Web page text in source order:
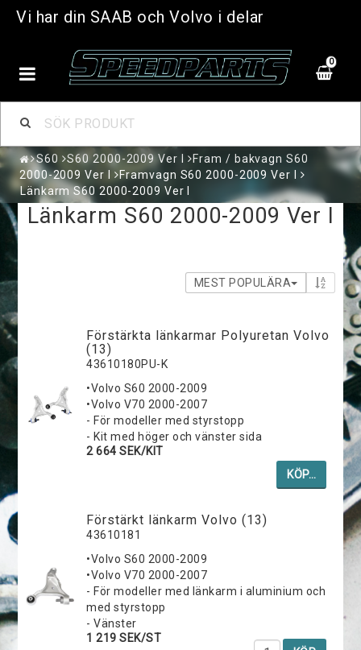
Vi har din SAAB och Volvo i delar
0
S60 S60 2000-2009 Ver I
Fram / bakvagn S60
2000-2009 Ver I
Framvagn S60 2000-2009 Ver I
Länkarm S60 2000-2009 Ver I
Länkarm S60 2000-2009 Ver I
MEST POPULÄRA
Förstärkta länkarmar Polyuretan Volvo
(13)
43610180PU-K
•Volvo S60 2000-2009
•Volvo V70 2000-2007
- För modeller med styrstopp
- Kit med höger och vänster sida
2 664 SEK/KIT
KÖP…
Förstärkt länkarm Volvo (13)
43610181
•Volvo S60 2000-2009
•Volvo V70 2000-2007
- För modeller med länkarm i aluminium och
med styrstopp
- Vänster
1 219 SEK/ST